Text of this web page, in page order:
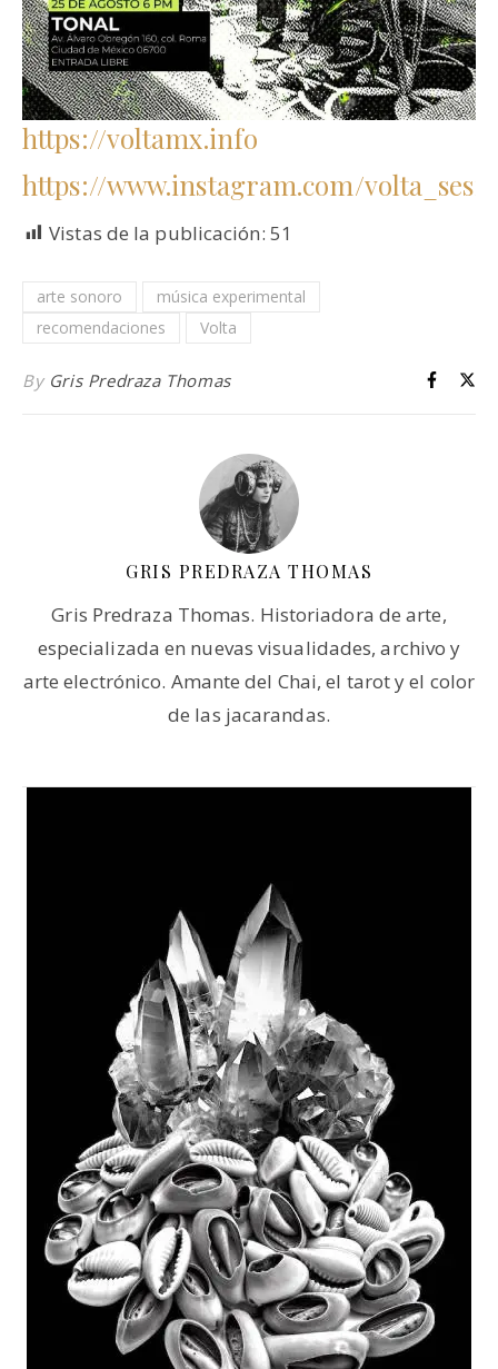
https://voltamx.info
https://www.instagram.com/
Vistas de la publicación: 51
arte sonoro
música experimental
recomendaciones
Volta
By Gris Predraza Thomas
GRIS PREDRAZA THOMAS
Gris Predraza Thomas. Historiadora de arte,
especializada en nuevas visualidades, archivo y
arte electrónico. Amante del Chai, el tarot y el color
de las jacarandas.